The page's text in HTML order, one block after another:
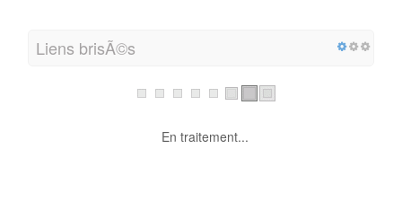
Liens brisÃ©s
En traitement...